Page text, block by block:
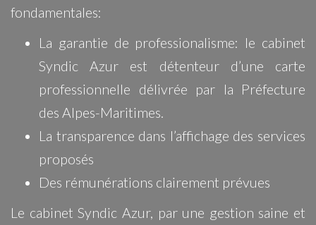
fondamentales:
La garantie de professionalisme: le cabinet
Syndic Azur est détenteur d’une carte
professionnelle délivrée par la Préfecture
des Alpes-Maritimes.
La transparence dans l’affichage des services
proposés
Des rémunérations clairement prévues
Le cabinet Syndic Azur, par une gestion saine et